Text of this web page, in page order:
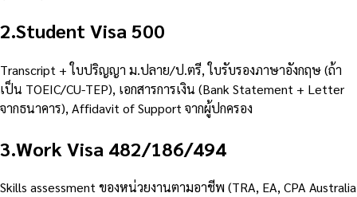
2.Student Visa 500
Transcript + ใบปริญญา ม.ปลาย/ป.ตรี, ใบรับรองภาษาอังกฤษ (ถ้า
เป็น TOEIC/CU-TEP), เอกสารการเงิน (Bank Statement + Letter
จากธนาคาร), Affidavit of Support จากผู้ปกครอง
3.Work Visa 482/186/494
Skills assessment ของหน่วยงานตามอาชีพ (TRA, EA, CPA Australia